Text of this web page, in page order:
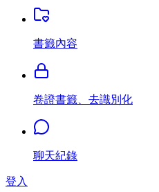
書籤內容
卷證書籤、去識別化
聊天紀錄
登入